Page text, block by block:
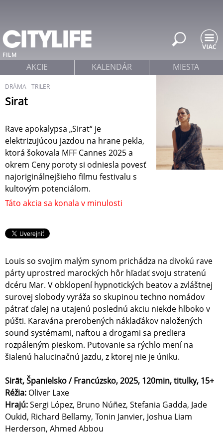
FILM
DRÁMA TRILER
Sirat
Rave apokalypsa „Sirat“ je
elektrizujúcou jazdou na hrane pekla,
ktorá šokovala MFF Cannes 2025 a
okrem Ceny poroty si odniesla povesť
najoriginálnejšieho filmu festivalu s
kultovým potenciálom.
Táto akcia sa konala v minulosti
Louis so svojim malým synom prichádza na divokú rave
párty uprostred marockých hôr hľadať svoju stratenú
dcéru Mar. V obklopení hypnotických beatov a zvláštnej
surovej slobody vyráža so skupinou techno nomádov
pátrať ďalej na utajenú poslednú akciu niekde hlboko v
púšti. Karavána prerobených náklaďákov naložených
sound systémami, naftou a drogami sa prediera
rozpáleným pieskom. Putovanie sa rýchlo mení na
šialenú halucinačnú jazdu, z ktorej nie je úniku.
Sirāt, Španielsko / Francúzsko, 2025, 120min, titulky, 15+
Réžia: Oliver Laxe
Hrajú:Sergi López, Bruno Núñez, Stefania Gadda, Jade
Oukid, Richard Bellamy, Tonin Janvier, Joshua Liam
Herderson, Ahmed Abbou
AKCIE KALENDÁR MIESTA